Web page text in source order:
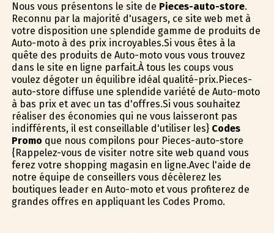
Nous vous présentons le site de Pieces-auto-store.
Reconnu par la majorité d'usagers, ce site web met à
votre disposition une splendide gamme de produits de
Auto-moto à des prix incroyables.Si vous êtes à la
quête des produits de Auto-moto vous vous trouvez
dans le site en ligne parfait.À tous les coups vous
voulez dégoter un équilibre idéal qualité-prix.Pieces-
auto-store diffuse une splendide variété de Auto-moto
à bas prix et avec un tas d'offres.Si vous souhaitez
réaliser des économies qui ne vous laisseront pas
indifférents, il est conseillable d'utiliser les} Codes
Promo que nous compilons pour Pieces-auto-store
{Rappelez-vous de visiter notre site web quand vous
ferez votre shopping magasin en ligne.Avec l'aide de
notre équipe de conseillers vous décèlerez les
boutiques leader en Auto-moto et vous profiterez de
grandes offres en appliquant les Codes Promo.